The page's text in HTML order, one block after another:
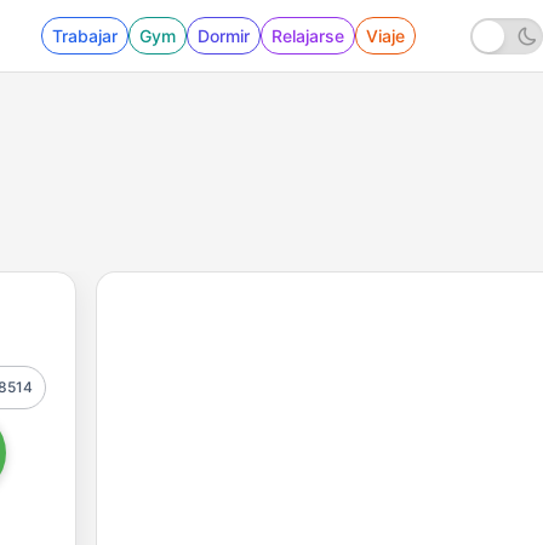
Trabajar Gym Dormir Relajarse Viaje